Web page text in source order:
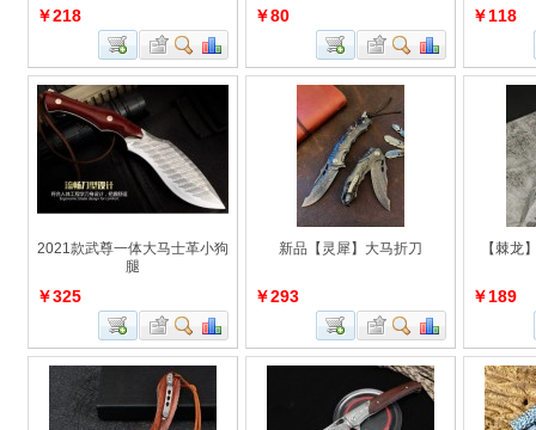
￥218 ￥80 ￥118
2021款武尊一体大马士革小狗
腿
￥325
新品【灵犀】大马折刀
￥293
【棘龙
￥189